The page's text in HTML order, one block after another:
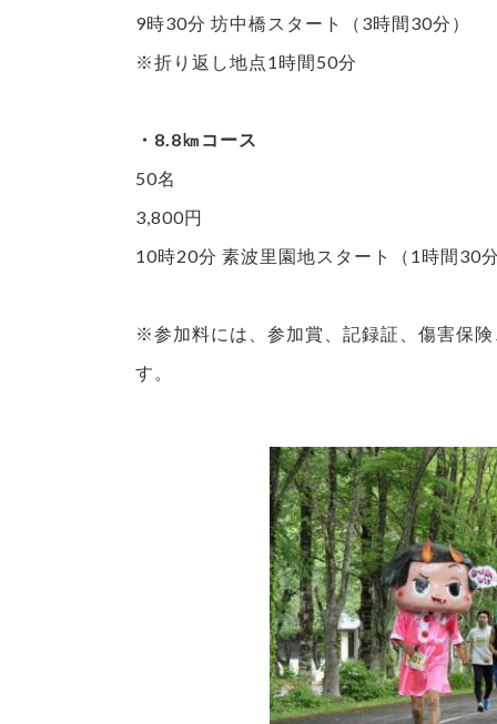
9時30分 坊中橋スタート（3時間30分）
※折り返し地点1時間50分
・8.8㎞コース
50名
3,800円
10時20分 素波里園地スタート（1時間30
※参加料には、参加賞、記録証、傷害保
す。